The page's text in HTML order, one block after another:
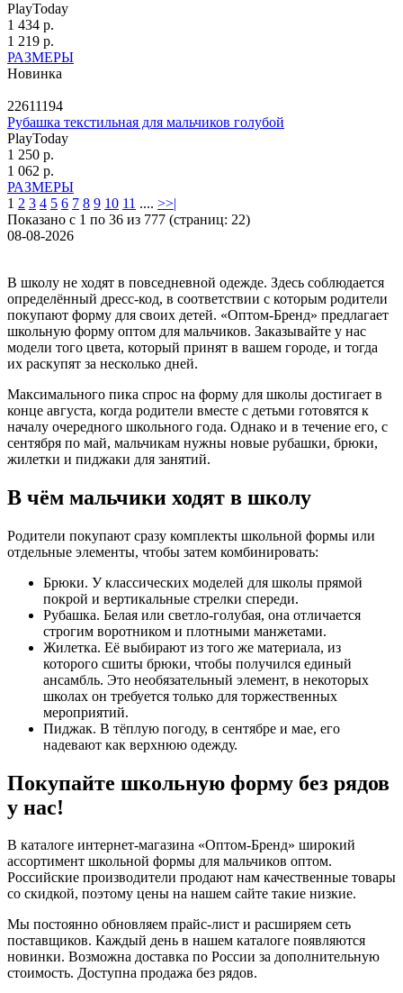
PlayToday
1 434 р.
1 219 р.
РАЗМЕРЫ
Новинка
22611194
Рубашка текстильная для мальчиков голубой
PlayToday
1 250 р.
1 062 р.
РАЗМЕРЫ
1 2 3 4 5 6 7 8 9 10 11 .... >>|
Показано с 1 по 36 из 777 (страниц: 22)
08-08-2026
В школу не ходят в повседневной одежде. Здесь соблюдается
определённый дресс-код, в соответствии с которым родители
покупают форму для своих детей. «Оптом-Бренд» предлагает
школьную форму оптом для мальчиков. Заказывайте у нас
модели того цвета, который принят в вашем городе, и тогда
их раскупят за несколько дней.
Максимального пика спрос на форму для школы достигает в
конце августа, когда родители вместе с детьми готовятся к
началу очередного школьного года. Однако и в течение его, с
сентября по май, мальчикам нужны новые рубашки, брюки,
жилетки и пиджаки для занятий.
В чём мальчики ходят в школу
Родители покупают сразу комплекты школьной формы или
отдельные элементы, чтобы затем комбинировать:
Брюки. У классических моделей для школы прямой
покрой и вертикальные стрелки спереди.
Рубашка. Белая или светло-голубая, она отличается
строгим воротником и плотными манжетами.
Жилетка. Её выбирают из того же материала, из
которого сшиты брюки, чтобы получился единый
ансамбль. Это необязательный элемент, в некоторых
школах он требуется только для торжественных
мероприятий.
Пиджак. В тёплую погоду, в сентябре и мае, его
надевают как верхнюю одежду.
Покупайте школьную форму без рядов
у нас!
В каталоге интернет-магазина «Оптом-Бренд» широкий
ассортимент школьной формы для мальчиков оптом.
Российские производители продают нам качественные товары
со скидкой, поэтому цены на нашем сайте такие низкие.
Мы постоянно обновляем прайс-лист и расширяем сеть
поставщиков. Каждый день в нашем каталоге появляются
новинки. Возможна доставка по России за дополнительную
стоимость. Доступна продажа без рядов.